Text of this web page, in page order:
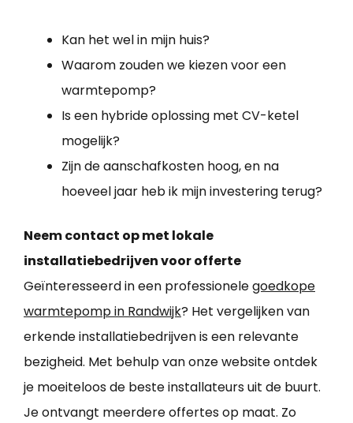
Kan het wel in mijn huis?
Waarom zouden we kiezen voor een
warmtepomp?
Is een hybride oplossing met CV-ketel
mogelijk?
Zijn de aanschafkosten hoog, en na
hoeveel jaar heb ik mijn investering terug?
Neem contact op met lokale
installatiebedrijven voor offerte
Geïnteresseerd in een professionelegoedkope
warmtepomp in Randwijk? Het vergelijken van
erkende installatiebedrijven is een relevante
bezigheid. Met behulp van onze website ontdek
je moeiteloos de beste installateurs uit de buurt.
Je ontvangt meerdere offertes op maat. Zo